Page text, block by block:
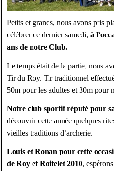
Petits et grands, nous avons pris
célébrer ce dernier samedi, à
ans de notre Club.
Le temps était de la partie, nous
Tir du Roy. Tir traditionnel
50m pour les adultes et 30m pour
Notre club sportif réputé pour
découvrir cette année quelques
vieilles traditions d’archerie.
Louis et Ronan pour cette
de Roy et Roitelet 2010,